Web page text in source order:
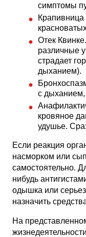
симптомы
Отек
различные
страдает
дыханием).
с
кровяное
удушье.
Если реакция
насморком или
самостоятельно.
нибудь
одышка или
назначить
На